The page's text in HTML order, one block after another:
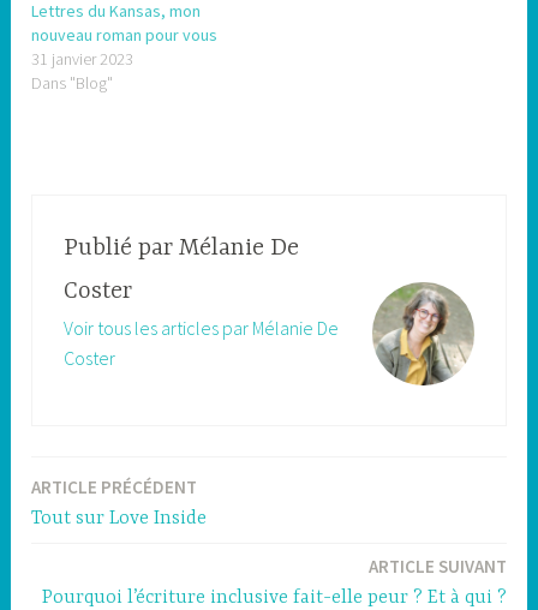
Lettres du Kansas, mon
nouveau roman pour vous
31 janvier 2023
Dans "Blog"
Publié par Mélanie De
Coster
Voir tous les articles par Mélanie De
Coster
Navigation
ARTICLE PRÉCÉDENT
Tout sur Love Inside
ARTICLE SUIVANT
Pourquoi l’écriture inclusive fait-elle peur ? Et à qui ?